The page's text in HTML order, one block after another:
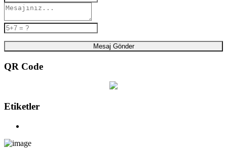
Mesaj Gönder
QR Code
Etiketler